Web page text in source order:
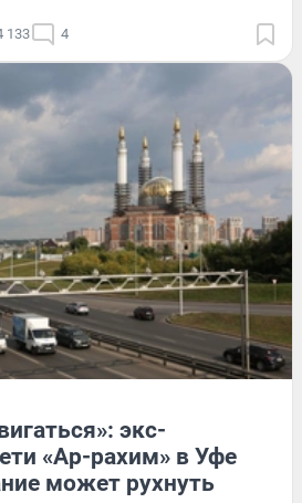
133 4
экс-
«Ар-рахим» в Уфе
может рухнуть